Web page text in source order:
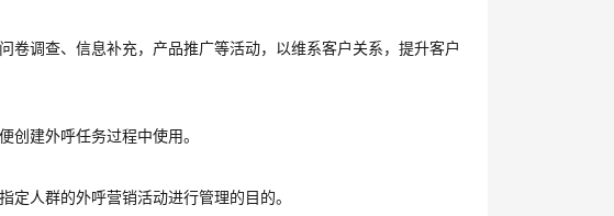
调查、信息补充，产品推广等活动，以维系客户关系，提升客户
创建外呼任务过程中使用。
人群的外呼营销活动进行管理的目的。